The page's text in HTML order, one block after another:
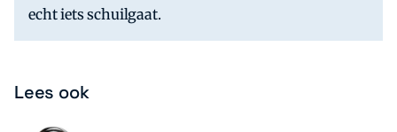
echt iets schuilgaat.
Lees ook